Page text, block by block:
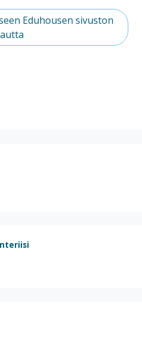
Eduhousen sivuston